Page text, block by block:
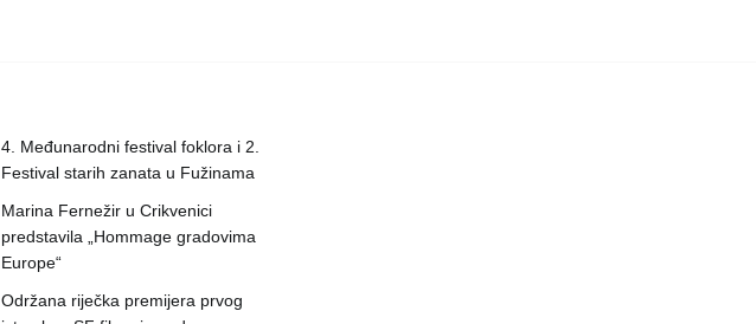
4. Međunarodni festival foklora i 2.
Festival starih zanata u Fužinama
Marina Fernežir u Crikvenici
predstavila „Hommage gradovima
Europe“
Održana riječka premijera prvog